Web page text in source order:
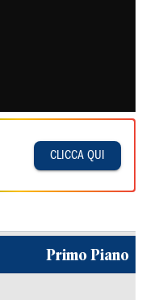
CLICCA QUI
Primo Piano